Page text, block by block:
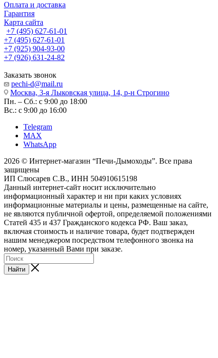
Оплата и доставка
Гарантия
Карта сайта
+7 (495) 627-61-01
+7 (495) 627-61-01
+7 (925) 904-93-00
+7 (926) 631-24-82
Заказать звонок
pechi-d@mail.ru
Москва, 3-я Лыковская улица, 14, р-н Строгино
Пн. – Сб.: с 9:00 до 18:00
Вс.: с 9:00 до 16:00
Telegram
MAX
WhatsApp
2026 © Интернет-магазин “Печи-Дымоходы”. Все права
защищены
ИП Слюсарев С.В., ИНН 504910615198
Данный интернет-сайт носит исключительно
информационный характер и ни при каких условиях
информационные материалы и цены, размещенные на сайте,
не являются публичной офертой, определяемой положениями
Статей 435 и 437 Гражданского кодекса РФ. Ваш заказ,
включая стоимость и наличие товара, будет подтвержден
нашим менеджером посредством телефонного звонка на
номер, указанный Вами при заказе.
Найти